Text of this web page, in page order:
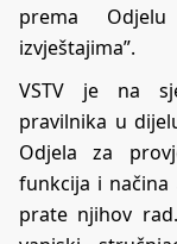
prema
izvještajima”.
VSTV je na
pravilnika u
Odjela za
funkcija i načina
prate njihov